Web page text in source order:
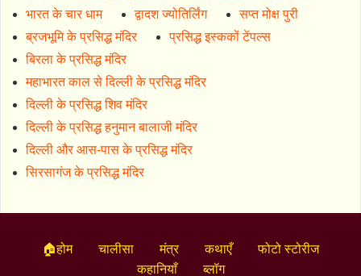
भारत के चार धाम
द्वादश ज्योतिर्लिंग
सप्त मोक्ष पुरी
ब्रजभूमि के प्रसिद्ध मंदिर
प्रसिद्ध इस्ककों टेंपल्स
बिरला के प्रसिद्ध मंदिर
महाभारत काल से दिल्ली के प्रसिद्ध मंदिर
दिल्ली के प्रसिद्ध शिव मंदिर
दिल्ली के प्रसिद्ध हनुमान बालाजी मंदिर
दिल्ली और आस-पास के प्रसिद्ध मंदिर
सिरसागंज के प्रसिद्ध मंदिर
🏠होम चालीसा मंत्र कथाएँ
फोटो स्टोरीज
कहानियाँ
ब्लॉग